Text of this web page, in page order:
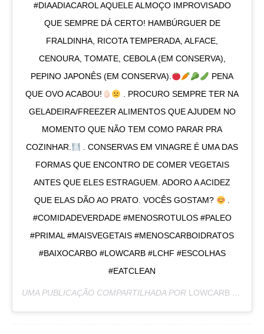
#DIAADIACAROL AQUELE ALMOÇO IMPROVISADO
QUE SEMPRE DÁ CERTO! HAMBÚRGUER DE
FRALDINHA, RICOTA TEMPERADA, ALFACE,
CENOURA, TOMATE, CEBOLA (EM CONSERVA),
PEPINO JAPONÊS (EM CONSERVA).
PENA
QUE OVO ACABOU!
. PROCURO SEMPRE TER NA
GELADEIRA/FREEZER ALIMENTOS QUE AJUDEM NO
MOMENTO QUE NÃO TEM COMO PARAR PRA
COZINHAR.
. CONSERVAS EM VINAGRE É UMA DAS
FORMAS QUE ENCONTRO DE COMER VEGETAIS
ANTES QUE ELES ESTRAGUEM. ADORO A ACIDEZ
QUE ELAS DÃO AO PRATO. VOCÊS GOSTAM?
#COMIDADEVERDADE #MENOSROTULOS #PALEO
#PRIMAL #MAISVEGETAIS #MENOSCARBOIDRATOS
#BAIXOCARBO #LOWCARB #LCHF #ESCOLHAS
#EATCLEAN
UMA PUBLICAÇÃO COMPARTILHADA POR LOWCARB NA PRÁTICA